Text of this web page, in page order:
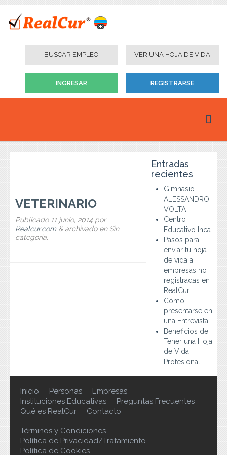
BUSCAR EMPLEO VER UNA HOJA DE VIDA
INGRESAR REGISTRARSE
Preguntas Frecuentes
VETERINARIO
Publicado 11 junio, 2014 por
Realcur.com &archivado en Sin
categoría.
Entradas
recientes
Gimnasio
ALESSANDRO
VOLTA
Centro
Educativo Inca
Pasos para
enviar tu hoja
de vida a
empresas no
registradas en
RealCur
Cómo
presentarse en
una Entrevista
Beneficios de
Tener una Hoja
de Vida
Profesional
Inicio Personas
Empresas
Instituciones Educativas
Preguntas Frecuentes
Qué es RealCur
Contacto
Términos y Condiciones
Política de Privacidad/Tratamiento
Política de Cookies